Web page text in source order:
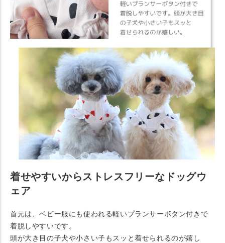
着せやすいからストレスフリーなドッグウ
ェア
首元は、ベビー服にも使われる軽いプランサーボタン付きで
着脱しやすいです。
頭が大き目の子犬や小さい子もスッと着せられるのが嬉し